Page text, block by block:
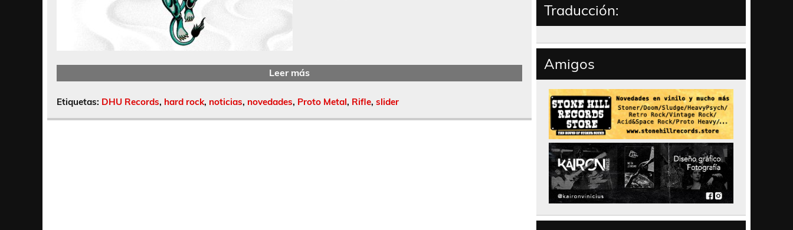
Leer más
Etiquetas: DHU Records, hard rock, noticias, novedades, Proto Metal, Rifle, slider
Traducción:
Amigos